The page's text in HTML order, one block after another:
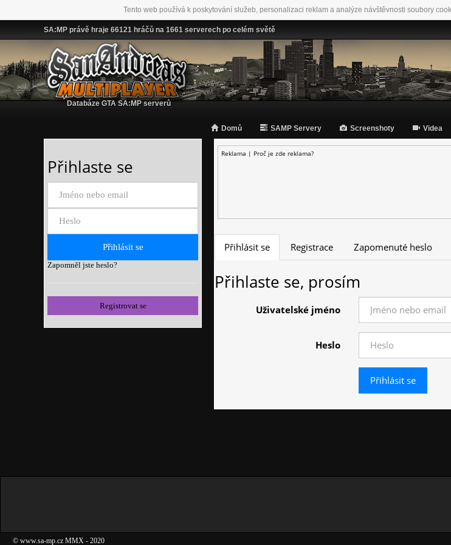
Tento web používá k poskytování služeb, personalizaci reklam a analýze návštěvnosti soubory
SA:MP právě hraje 66121 hráčů na 1661 serverech po celém světě
Databáze GTA SA:MP serverů
Domů SAMP Servery Screenshoty Videa
Reklama | Proč je zde reklama?
Přihlásit se Registrace Zapomenuté heslo
Přihlaste se, prosím
Uživatelské jméno
Heslo
Přihlaste se
Zapomněl jste heslo?
Registrovat se
© www.sa-mp.cz MMX - 2020